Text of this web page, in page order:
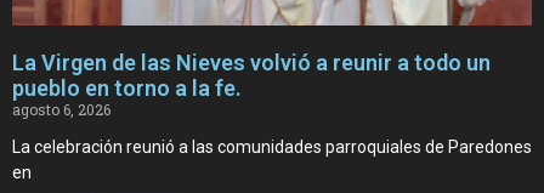
La Virgen de las Nieves volvió a reunir a todo un
pueblo en torno a la fe.
agosto 6, 2026
La celebración reunió a las comunidades parroquiales de Paredones
en